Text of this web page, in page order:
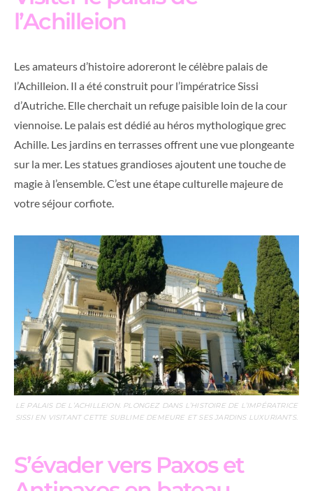
l’Achilleion
Les amateurs d’histoire adoreront le célèbre palais de
l’Achilleion. Il a été construit pour l’impératrice Sissi
d’Autriche. Elle cherchait un refuge paisible loin de la cour
viennoise. Le palais est dédié au héros mythologique grec
Achille. Les jardins en terrasses offrent une vue plongeante
sur la mer. Les statues grandioses ajoutent une touche de
magie à l’ensemble. C’est une étape culturelle majeure de
votre séjour corfiote.
LE PALAIS DE L’ACHILLEION. PLONGEZ DANS L’HISTOIRE DE L’IMPÉRATRICE
SISSI EN VISITANT CETTE SUBLIME DEMEURE ET SES JARDINS LUXURIANTS.
S’évader vers Paxos et